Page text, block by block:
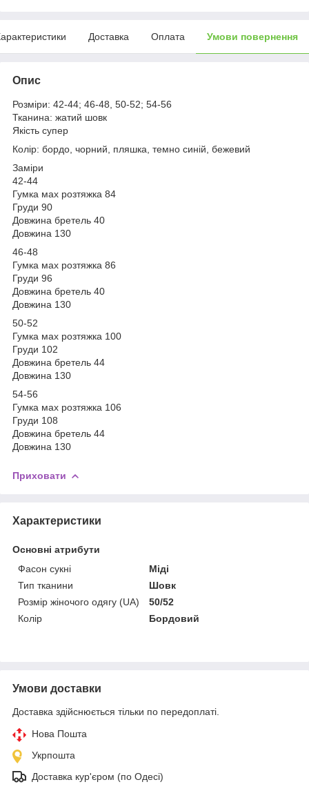
Доставка Оплата Умови повернення
Опис
Розміри: 42-44; 46-48, 50-52; 54-56
Тканина: жатий шовк
Якість супер
Колір: бордо, чорний, пляшка, темно синій, бежевий
Заміри
42-44
Гумка мах розтяжка 84
Груди 90
Довжина бретель 40
Довжина 130
46-48
Гумка мах розтяжка 86
Груди 96
Довжина бретель 40
Довжина 130
50-52
Гумка мах розтяжка 100
Груди 102
Довжина бретель 44
Довжина 130
54-56
Гумка мах розтяжка 106
Груди 108
Довжина бретель 44
Довжина 130
Приховати
Характеристики
Основні атрибути
Фасон сукні
Міді
Тип тканини
Шовк
Розмір жіночого одягу (UA)
50/52
Колір
Бордовий
Умови доставки
Доставка здійснюється тільки по передоплаті.
Нова Пошта
Укрпошта
Доставка кур'єром (по Одесі)